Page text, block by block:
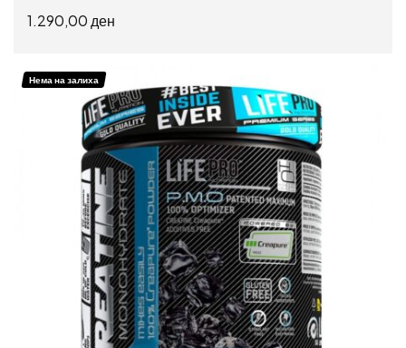
од 5
1.290,00 ден
Нема на залиха